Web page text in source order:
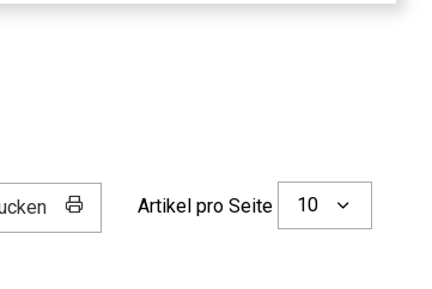
Artikel pro Seite 10